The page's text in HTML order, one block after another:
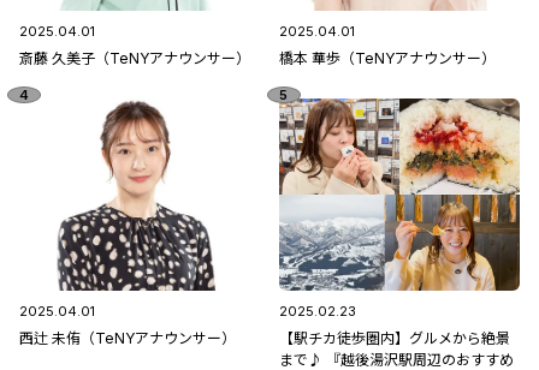
2025.04.01
斎藤 久美子（TeNYアナウンサー）
2025.04.01
橋本 華歩（TeNYアナウンサー）
2025.04.01
西辻 未侑（TeNYアナウンサー）
2025.02.23
【駅チカ徒歩圏内】グルメから絶景
まで♪ 『越後湯沢駅周辺のおすすめ